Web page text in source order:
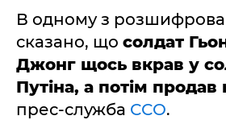
В одному з
сказано, що солдат
Джонг щось вкрав у
Путіна, а потім продав
прес-служба ССО.